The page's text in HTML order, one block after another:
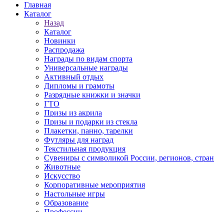
Главная
Каталог
Назад
Каталог
Новинки
Распродажа
Награды по видам спорта
Универсальные награды
Активный отдых
Дипломы и грамоты
Разрядные книжки и значки
ГТО
Призы из акрила
Призы и подарки из стекла
Плакетки, панно, тарелки
Футляры для наград
Текстильная продукция
Сувениры с символикой России, регионов, стран
Животные
Искусство
Корпоративные мероприятия
Настольные игры
Образование